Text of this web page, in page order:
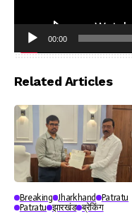
Player
00:00
Related Articles
Breaking Jharkhand
Patratu
Patratu झारखंड ब्रेकिंग